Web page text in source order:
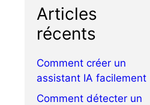
Articles
récents
Comment créer un
assistant IA facilement
Comment détecter un